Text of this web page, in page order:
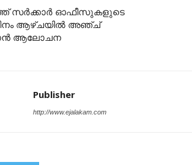
സര്‍ക്കാര്‍ ഓഫീസുകളുടെ
ആഴ്ചയില്‍ അഞ്ച്
ആലോചന
Publisher
http://www.ejalakam.com